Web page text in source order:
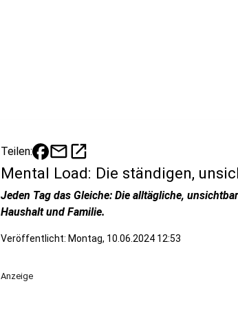
Teilen: mailopen_in_new
Mental Load: Die ständigen,
Jeden Tag das Gleiche: Die alltägliche,
Haushalt und Familie.
Veröffentlicht: Montag, 10.06.2024 12:53
Anzeige